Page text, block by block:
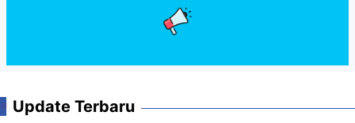
Update Terbaru